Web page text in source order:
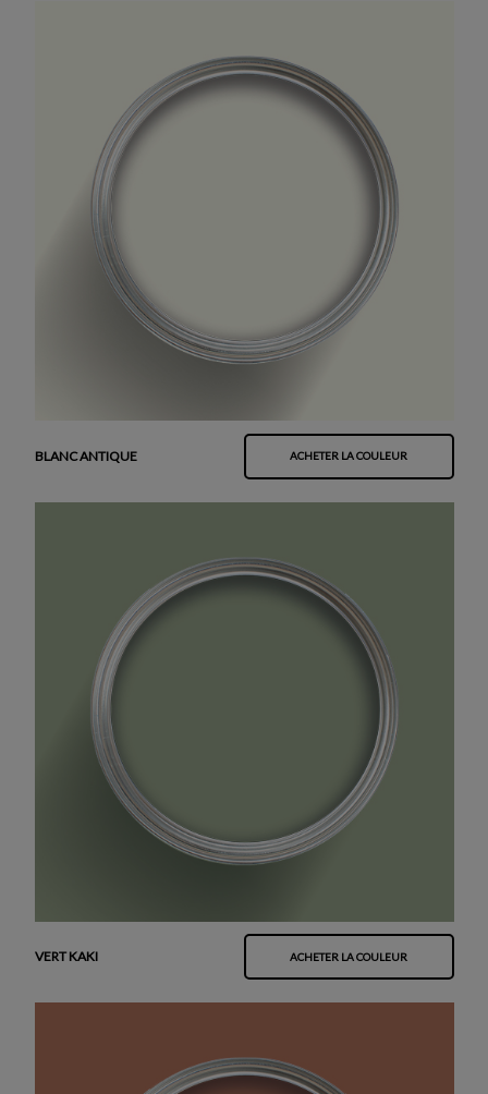
BLANC ANTIQUE ACHETER LA COULEUR
VERT KAKI ACHETER LA COULEUR